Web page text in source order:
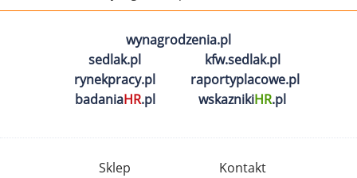
wynagrodzenia.pl
sedlak.pl
kfw.sedlak.pl
rynekpracy.pl
raportyplacowe.pl
badaniaHR.pl wskaznikiHR.pl
Sklep
Kontakt